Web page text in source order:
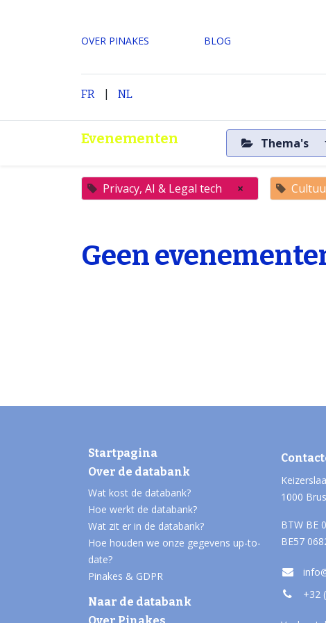
OVER PINAKES ​BLOG
FR | NL
Evenementen Thema's
Privacy, AI & Legal tech ×
Geen
Startpagina
Over de databank
Wat kost de databank?
Hoe werkt de databank?
Wat zit er in de databank?
Hoe houden we onze gegevens up-to-
date?
Pinakes & GDPR
Naar de databank
Over Pinakes
1000
BTW BE
BE57
+32